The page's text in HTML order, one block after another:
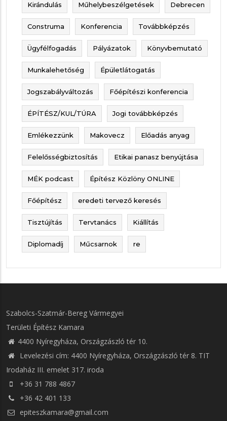
Kirándulás Műhelybeszélgetések Debrecen
Construma Konferencia Továbbképzés
Ügyfélfogadás Pályázatok Könyvbemutató
Munkalehetőség Épületlátogatás
Jogszabályváltozás Főépítészi konferencia
ÉPÍTÉSZ/KUL/TÚRA Jogi továbbképzés
Emlékezzünk Makovecz Előadás anyag
Felelősségbiztosítás Etikai panasz benyújtása
MÉK podcast Építész Közlöny ONLINE
Főépítész eredeti tervező keresés
Tisztújítás Tervtanács Kiállítás
Diplomadíj Műcsarnok re
Szabolcs-Szatmár-Bereg Vármegyei
Területi Építész Kamara
4400 Nyíregyháza, Országzászló tér 10.
Levelezési cím: 4400 Nyíregyháza, Országzászló tér 8. TIT
Irodaház III. emelet 317. iroda
+36 31 788 4867
+36 42 401 133
epiteszkamara@gmail.com